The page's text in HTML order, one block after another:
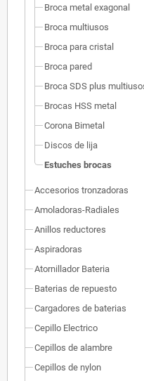
Broca metal exagonal
Broca multiusos
Broca para cristal
Broca pared
Broca SDS plus
Brocas HSS metal
Corona Bimetal
Discos de lija
Estuches brocas
Accesorios tronzadoras
Amoladoras-Radiales
Anillos reductores
Aspiradoras
Atornillador Bateria
Baterias de repuesto
Cargadores de baterias
Cepillo Electrico
Cepillos de alambre
Cepillos de nylon